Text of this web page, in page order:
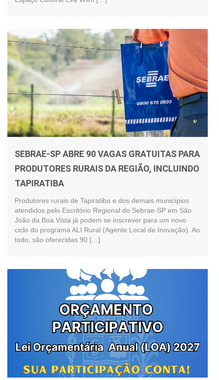
SEBRAE-SP ABRE 90 VAGAS GRATUITAS PARA
PRODUTORES RURAIS DA REGIÃO, INCLUINDO
TAPIRATIBA
Produtores rurais de Tapiratiba e dos demais municípios
atendidos pelo Escritório Regional do Sebrae-SP em São
João da Boa Vista já podem se inscrever para um novo
ciclo do programa ALI Rural (Agente Local de Inovação). Ao
todo, são oferecidas 90 […]